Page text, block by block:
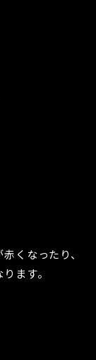
くなったり、
ます。